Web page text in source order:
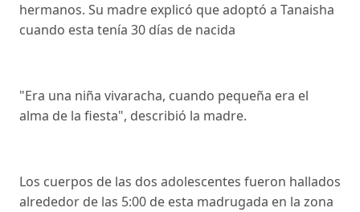
hermanos. Su madre explicó que adoptó a Tanaisha
cuando esta tenía 30 días de nacida
"Era una niña vivaracha, cuando pequeña era el
alma de la fiesta", describió la madre.
Los cuerpos de las dos adolescentes fueron hallados
alrededor de las 5:00 de esta madrugada en la zona